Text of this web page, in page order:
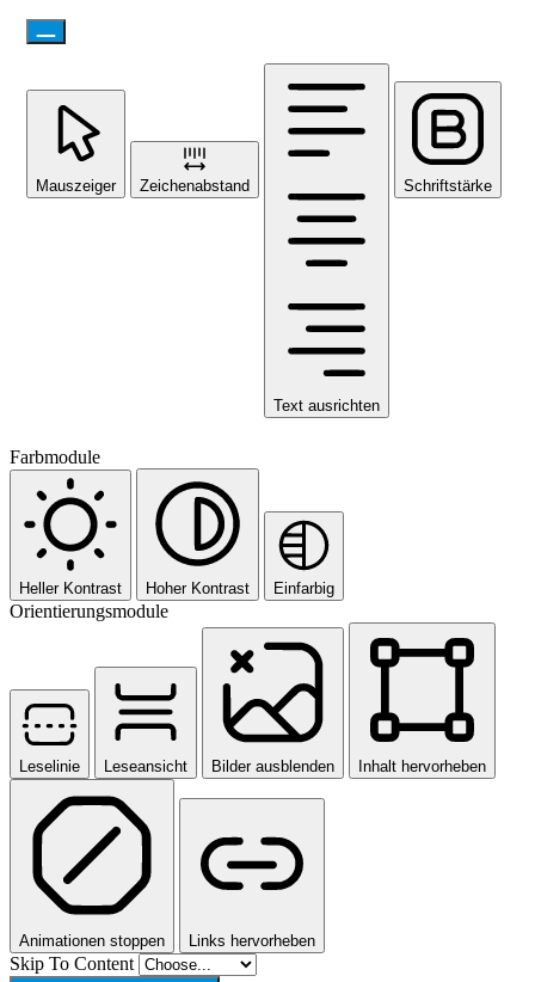
Mauszeiger Zeichenabstand
Text ausrichten
Schriftstärke
Farbmodule
Heller Kontrast Hoher Kontrast Einfarbig
Orientierungsmodule
Leselinie Leseansicht Bilder ausblenden Inhalt hervorheben
Animationen stoppen Links hervorheben
Skip To Content